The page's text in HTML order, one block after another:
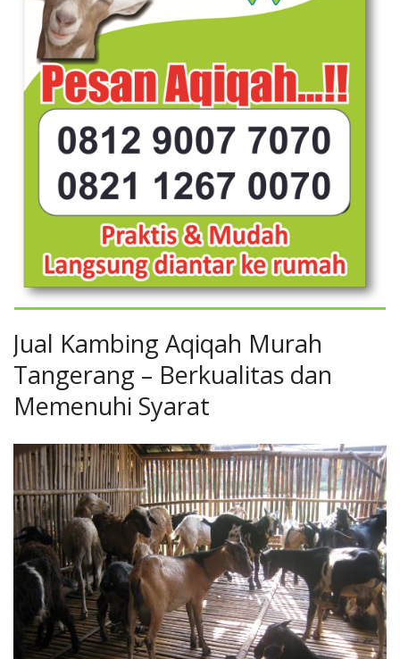
Jual Kambing Aqiqah Murah
Tangerang – Berkualitas dan
Memenuhi Syarat